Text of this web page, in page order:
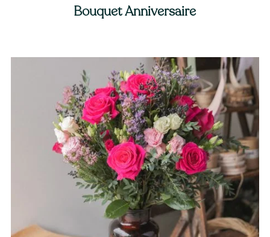
Bouquet Anniversaire